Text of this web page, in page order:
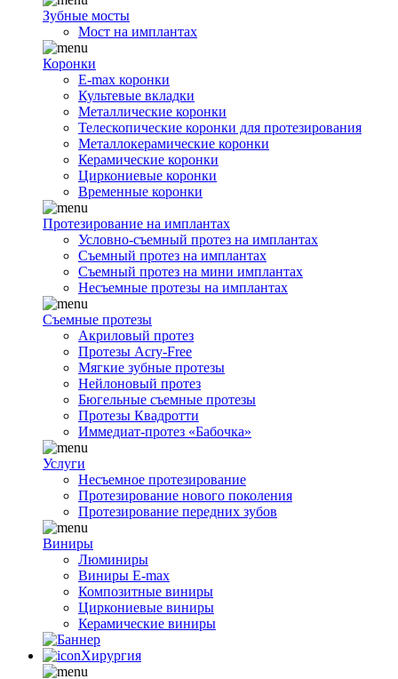
Зубные мосты
Мост на имплантах
Коронки
E-max коронки
Культевые вкладки
Металлические коронки
Телескопические коронки для протезирования
Металлокерамические коронки
Керамические коронки
Циркониевые коронки
Временные коронки
Протезирование на имплантах
Условно-съемный протез на имплантах
Съемный протез на имплантах
Съемный протез на мини имплантах
Несъемные протезы на имплантах
Съемные протезы
Акриловый протез
Протезы Acry-Free
Мягкие зубные протезы
Нейлоновый протез
Бюгельные съемные протезы
Протезы Квадротти
Иммедиат-протез «Бабочка»
Услуги
Несъемное протезирование
Протезирование нового поколения
Протезирование передних зубов
Виниры
Люминиры
Виниры E-max
Композитные виниры
Циркониевые виниры
Керамические виниры
Хирургия